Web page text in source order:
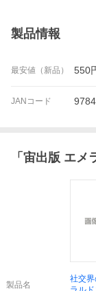
製品情報
最安値（新品） 550
JANコード
「 宙出版 エメ
製品名
社交界